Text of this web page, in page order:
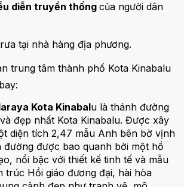
diễn truyền thống của người dân
tại nhà hàng địa phương.
trung tâm thành phố Kota Kinabalu
Kota Kinabalu là thánh đường
đẹp nhất Kota Kinabalu. Được xây
diện tích 2,47 mẫu Anh bên bờ vịnh
đường được bao quanh bởi một hồ
nổi bậc với thiết kế tinh tế và mẫu
trúc Hồi giáo đương đại, hài hòa